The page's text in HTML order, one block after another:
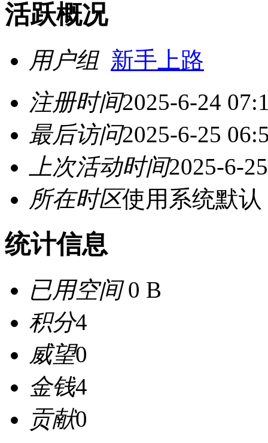
活跃概况
用户组 新手上路
注册时间2025-6-24
最后访问2025-6-25
上次活动时间2025-6-
所在时区使用系统默认
统计信息
已用空间0 B
积分4
威望0
金钱4
贡献0